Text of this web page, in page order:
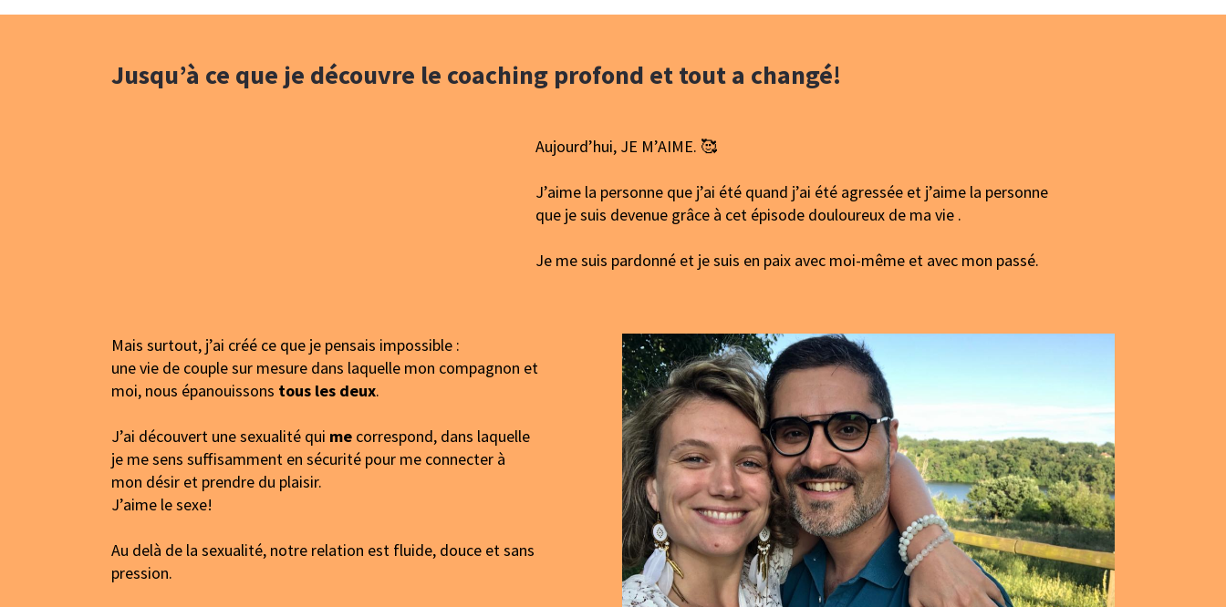
Jusqu’à ce que je découvre le coaching profond et tout a changé!
Aujourd’hui, JE M’AIME. 🥰
J’aime la personne que j’ai été quand j’ai été agressée et j’aime la personne
que je suis devenue grâce à cet épisode douloureux de ma vie .
Je me suis pardonné et je suis en paix avec moi-même et avec mon passé.
Mais surtout, j’ai créé ce que je pensais impossible :
une vie de couple sur mesure dans laquelle mon compagnon et
moi, nous épanouissons tous les deux.
J’ai découvert une sexualité qui me correspond, dans laquelle
je me sens suffisamment en sécurité pour me connecter à
mon désir et prendre du plaisir.
J’aime le sexe!
Au delà de la sexualité, notre relation est fluide, douce et sans
pression.